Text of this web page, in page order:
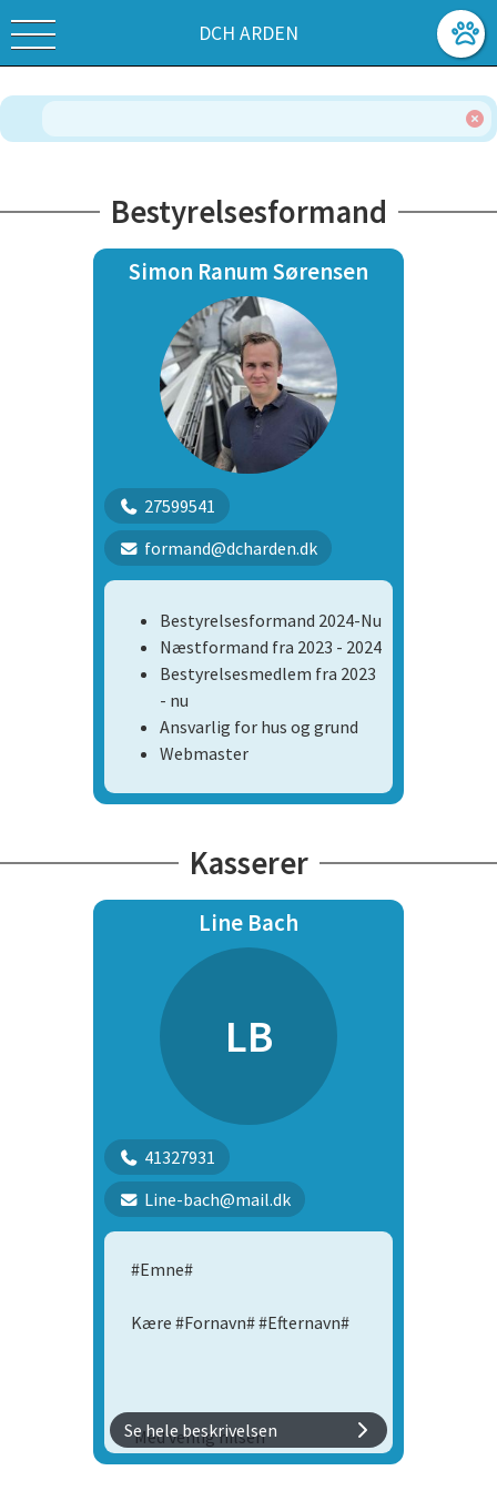
DCH ARDEN
Bestyrelsesformand
Simon Ranum Sørensen
27599541
formand@dcharden.dk
Bestyrelsesformand 2024-Nu
Næstformand fra 2023 - 2024
Bestyrelsesmedlem fra 2023
- nu
Ansvarlig for hus og grund
Webmaster
Kasserer
Line Bach
LB
41327931
Line-bach@mail.dk
#Emne#
Kære #Fornavn# #Efternavn#
Med venlig hilsen
Se hele beskrivelsen